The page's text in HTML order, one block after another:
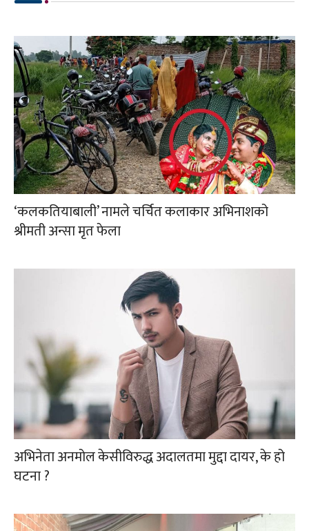
‘कलकतियाबाली’ नामले चर्चित कलाकार अभिनाशको
श्रीमती अन्सा मृत फेला
अभिनेता अनमोल केसीविरुद्ध अदालतमा मुद्दा दायर, के हो
घटना ?